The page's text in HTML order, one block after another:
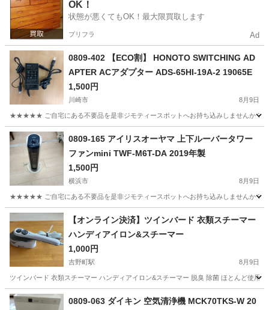
OK！
状態が悪くてもOK！最大限買取します
プリフラ Ad
0809-402 【ECO割】 HONOTO SWITCHING AD
APTER ACアダプター ADS-65HI-19A-2 19065E
1,500円
川崎市 8月9日
★★★★★ ご自宅にある不要品を是非ジモティースポットへお持ち込みしませんか？
神奈川 川崎市 SWITCH
0809-165 アイリスオーヤマ 上下ルーバータワー
ファンmini TWF-M6T-DA 2019年製
1,500円
横浜市 8月9日
★★★★★ ご自宅にある不要品を是非ジモティースポットへお持ち込みしませんか？
神奈川 横浜市 季節、空調家電
【オンライン決済】ツインバード 衣類スチーマー
ハンディアイロン&スチーマー
1,000円
吉野町駅 8月9日
ツインバード 衣類スチーマー ハンディアイロン&スチーマー 脱臭 除菌 ほとんど使用
神奈川 横浜市 生活家電
0809-063 ダイキン 空気清浄機 MCK70TKS-W 20